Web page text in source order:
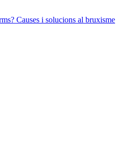
Causes i solucions al bruxisme